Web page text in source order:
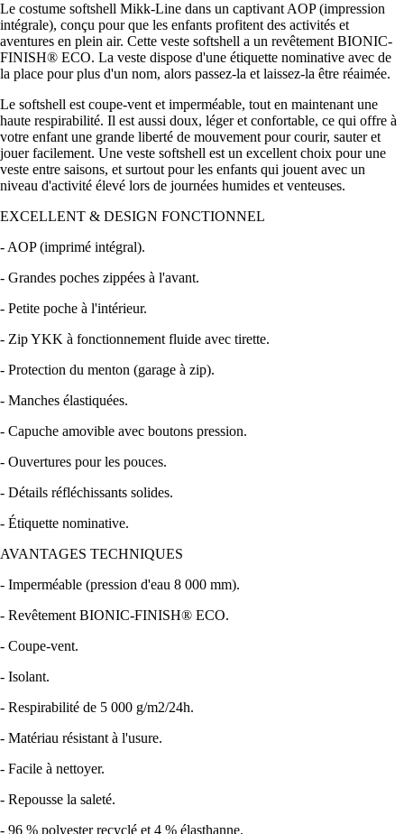
Le costume softshell Mikk-Line dans un captivant AOP (impression
intégrale), conçu pour que les enfants profitent des activités et
aventures en plein air. Cette veste softshell a un revêtement BIONIC-
FINISH® ECO. La veste dispose d'une étiquette nominative avec de
la place pour plus d'un nom, alors passez-la et laissez-la être réaimée.
Le softshell est coupe-vent et imperméable, tout en maintenant une
haute respirabilité. Il est aussi doux, léger et confortable, ce qui offre à
votre enfant une grande liberté de mouvement pour courir, sauter et
jouer facilement. Une veste softshell est un excellent choix pour une
veste entre saisons, et surtout pour les enfants qui jouent avec un
niveau d'activité élevé lors de journées humides et venteuses.
EXCELLENT & DESIGN FONCTIONNEL
- AOP (imprimé intégral).
- Grandes poches zippées à l'avant.
- Petite poche à l'intérieur.
- Zip YKK à fonctionnement fluide avec tirette.
- Protection du menton (garage à zip).
- Manches élastiquées.
- Capuche amovible avec boutons pression.
- Ouvertures pour les pouces.
- Détails réfléchissants solides.
- Étiquette nominative.
AVANTAGES TECHNIQUES
- Imperméable (pression d'eau 8 000 mm).
- Revêtement BIONIC-FINISH® ECO.
- Coupe-vent.
- Isolant.
- Respirabilité de 5 000 g/m2/24h.
- Matériau résistant à l'usure.
- Facile à nettoyer.
- Repousse la saleté.
- 96 % polyester recyclé et 4 % élasthanne.